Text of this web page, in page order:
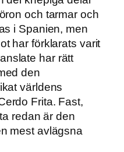
och tarmar och
i Spanien, men
har förklarats varit
har rätt
den
världens
Frita. Fast,
redan är den
mest avlägsna